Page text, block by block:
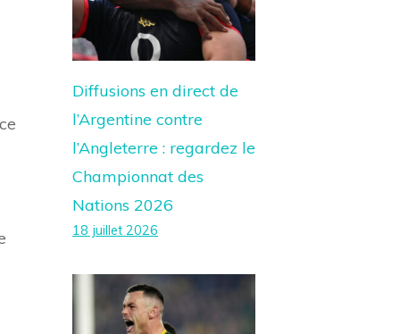
Diffusions en direct de
l’Argentine contre
l’Angleterre : regardez le
Championnat des
Nations 2026
18 juillet 2026